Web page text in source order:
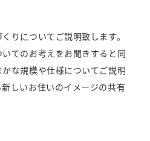
りについてご説明致します。
てのお考えをお聞きすると同
な規模や仕様についてご説明
しいお住いのイメージの共有